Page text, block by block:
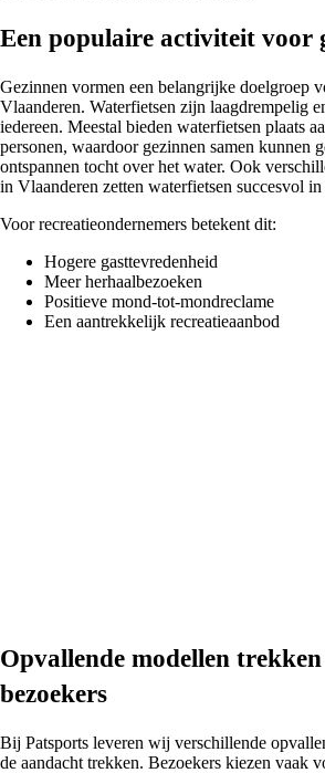
Een populaire activiteit voor
Gezinnen vormen een belangrijke doelgroep
Vlaanderen. Waterfietsen zijn laagdrempelig
iedereen. Meestal bieden waterfietsen plaats
personen, waardoor gezinnen samen kunnen
ontspannen tocht over het water. Ook
in Vlaanderen zetten waterfietsen succesvol
Voor recreatieondernemers betekent dit:
Hogere gasttevredenheid
Meer herhaalbezoeken
Positieve mond-tot-mondreclame
Een aantrekkelijk recreatieaanbod
Opvallende modellen
bezoekers
Bij Patsports leveren wij verschillende
de aandacht trekken. Bezoekers kiezen vaak